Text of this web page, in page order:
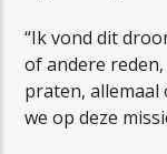
“Ik vond dit
of andere
praten, allemaal
we op deze